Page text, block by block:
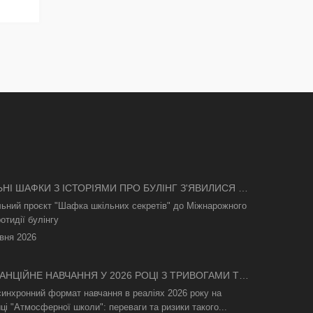
ШАФКИ З ІСТОРІЯМИ ПРО БУЛІНГ З'ЯВИЛИСЯ В
проєкт "Шафка шкільних секретів" до Міжнарожного
булінгу
2026
НАВЧАННЯ У 2026 РОЦІ З ТРИВОГАМИ ТА
ЯК АСИНХРОННИЙ ФОРМАТ РЯТУЄ
ПРОЦЕС
формат навчання в реаліях 2026 року на
"Атмосферної школи": переваги та ризики такого...